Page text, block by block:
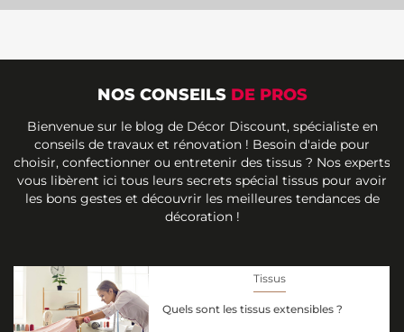
NOS CONSEILS DE PROS
Bienvenue sur le blog de Décor Discount, spécialiste en
conseils de travaux et rénovation ! Besoin d'aide pour
choisir, confectionner ou entretenir des tissus ? Nos experts
vous libèrent ici tous leurs secrets spécial tissus pour avoir
les bons gestes et découvrir les meilleures tendances de
décoration !
Tissus
Quels sont les tissus extensibles ?